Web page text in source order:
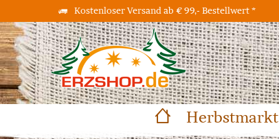
Kostenloser Versand ab € 99,- Bestellwert *
Herbstmarkt